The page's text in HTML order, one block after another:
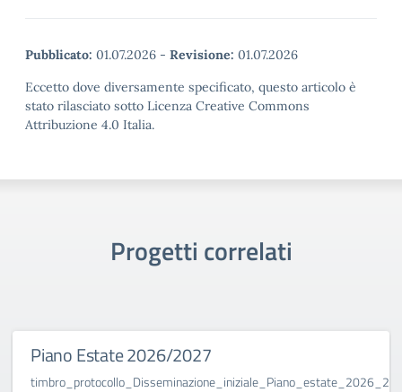
Pubblicato: 01.07.2026 - Revisione: 01.07.2026
Eccetto dove diversamente specificato, questo articolo è
stato rilasciato sotto Licenza Creative Commons
Attribuzione 4.0 Italia.
Progetti correlati
Piano Estate 2026/2027